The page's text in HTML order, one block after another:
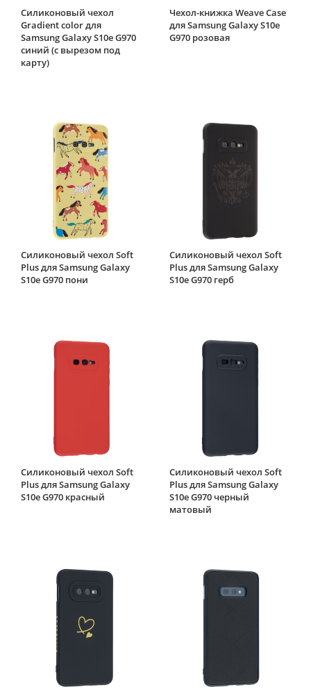
Силиконовый чехол
Gradient color для
Samsung Galaxy S10e G970
синий (с вырезом под
карту)
Чехол-книжка Weave Case
для Samsung Galaxy S10e
G970 розовая
Силиконовый чехол Soft
Plus для Samsung Galaxy
S10e G970 пони
Силиконовый чехол Soft
Plus для Samsung Galaxy
S10e G970 герб
Силиконовый чехол Soft
Plus для Samsung Galaxy
S10e G970 красный
Силиконовый чехол Soft
Plus для Samsung Galaxy
S10e G970 черный
матовый